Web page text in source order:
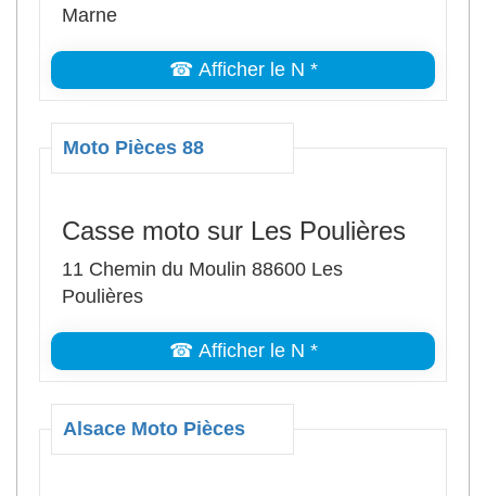
Marne
☎ Afficher le N *
Moto Pièces 88
Casse moto sur Les Poulières
11 Chemin du Moulin 88600 Les
Poulières
☎ Afficher le N *
Alsace Moto Pièces